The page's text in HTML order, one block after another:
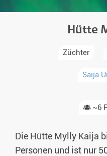
Hütte
Züchter
Saija
~6
Die Hütte Mylly Kaija
Personen und ist nur